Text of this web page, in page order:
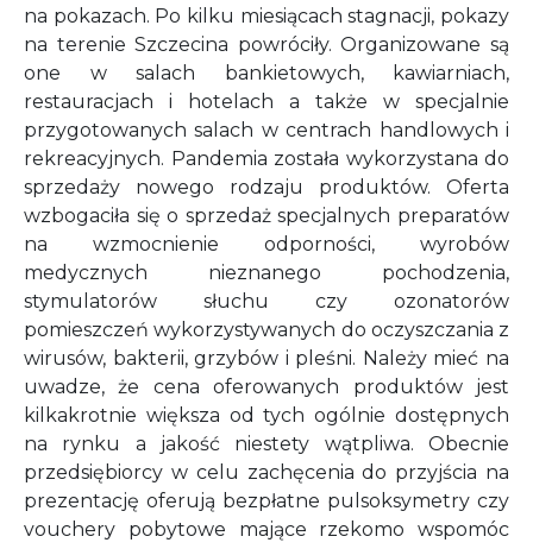
na pokazach. Po kilku miesiącach stagnacji, pokazy
na terenie Szczecina powróciły. Organizowane są
one w salach bankietowych, kawiarniach,
restauracjach i hotelach a także w specjalnie
przygotowanych salach w centrach handlowych i
rekreacyjnych. Pandemia została wykorzystana do
sprzedaży nowego rodzaju produktów. Oferta
wzbogaciła się o sprzedaż specjalnych preparatów
na wzmocnienie odporności, wyrobów
medycznych nieznanego pochodzenia,
stymulatorów słuchu czy ozonatorów
pomieszczeń wykorzystywanych do oczyszczania z
wirusów, bakterii, grzybów i pleśni. Należy mieć na
uwadze, że cena oferowanych produktów jest
kilkakrotnie większa od tych ogólnie dostępnych
na rynku a jakość niestety wątpliwa. Obecnie
przedsiębiorcy w celu zachęcenia do przyjścia na
prezentację oferują bezpłatne pulsoksymetry czy
vouchery pobytowe mające rzekomo wspomóc